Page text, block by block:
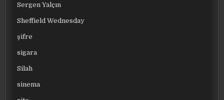
Sergen Yalçın
Sheffield Wednesday
şifre
sigara
Silah
sinema